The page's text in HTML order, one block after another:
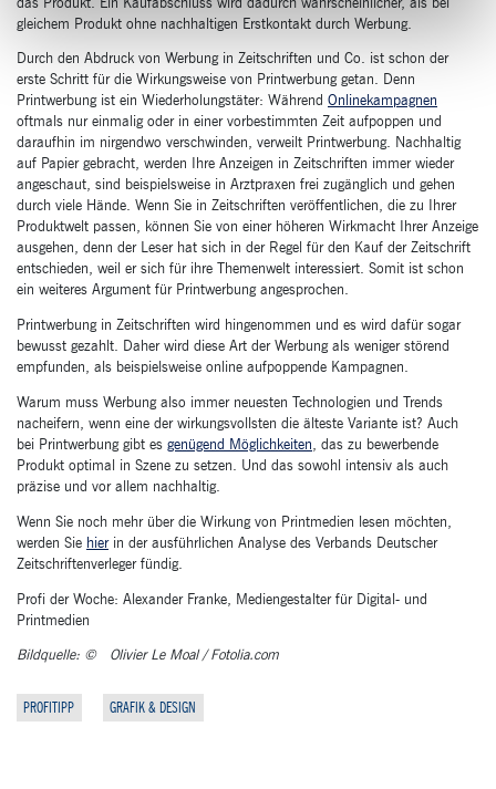
gleichem Produkt ohne nachhaltigen Erstkontakt durch Werbung.
Durch den Abdruck von Werbung in Zeitschriften und Co. ist schon der
erste Schritt für die Wirkungsweise von Printwerbung getan. Denn
Printwerbung ist ein Wiederholungstäter: Während Onlinekampagnen
oftmals nur einmalig oder in einer vorbestimmten Zeit aufpoppen und
daraufhin im nirgendwo verschwinden, verweilt Printwerbung. Nachhaltig
auf Papier gebracht, werden Ihre Anzeigen in Zeitschriften immer wieder
angeschaut, sind beispielsweise in Arztpraxen frei zugänglich und gehen
durch viele Hände. Wenn Sie in Zeitschriften veröffentlichen, die zu Ihrer
Produktwelt passen, können Sie von einer höheren Wirkmacht Ihrer Anzeige
ausgehen, denn der Leser hat sich in der Regel für den Kauf der Zeitschrift
entschieden, weil er sich für ihre Themenwelt interessiert. Somit ist schon
ein weiteres Argument für Printwerbung angesprochen.
Printwerbung in Zeitschriften wird hingenommen und es wird dafür sogar
bewusst gezahlt. Daher wird diese Art der Werbung als weniger störend
empfunden, als beispielsweise online aufpoppende Kampagnen.
Warum muss Werbung also immer neuesten Technologien und Trends
nacheifern, wenn eine der wirkungsvollsten die älteste Variante ist? Auch
bei Printwerbung gibt es genügend Möglichkeiten , das zu bewerbende
Produkt optimal in Szene zu setzen. Und das sowohl intensiv als auch
präzise und vor allem nachhaltig.
Wenn Sie noch mehr über die Wirkung von Printmedien lesen möchten,
werden Sie hierin der ausführlichen Analyse des Verbands Deutscher
Zeitschriftenverleger fündig.
Profi der Woche: Alexander Franke, Mediengestalter für Digital- und
Printmedien
Bildquelle: © Olivier Le Moal / Fotolia.com
PROFITIPP GRAFIK & DESIGN